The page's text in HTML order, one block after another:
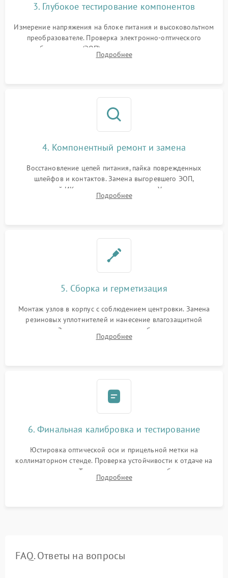
3. Глубокое тестирование компонентов
Измерение напряжения на блоке питания и высоковольтном
преобразователе. Проверка электронно-оптического
преобразователя (ЭОП) на стенде на предмет эмиссии,
шумов и засветок. Диагностика микросхем цифровых
Подробнее
4. Компонентный ремонт и замена
Восстановление цепей питания, пайка поврежденных
шлейфов и контактов. Замена выгоревшего ЭОП,
неисправной ИК-подсветки или матрицы. Ультразвуковая
очистка плат и удаление загрязнений с линз объектива и
Подробнее
5. Сборка и герметизация
Монтаж узлов в корпус с соблюдением центровки. Замена
резиновых уплотнителей и нанесение влагозащитной
смазки. Заполнение внутреннего объема прицела
осушенным азотом для предотвращения запотевания оптики
Подробнее
6. Финальная калибровка и тестирование
Юстировка оптической оси и прицельной метки на
коллиматорном стенде. Проверка устойчивости к отдаче на
ударном стенде. Тестирование качества изображения в
темноте, дальности обнаружения и корректной работы всех
Подробнее
FAQ. Ответы на вопросы